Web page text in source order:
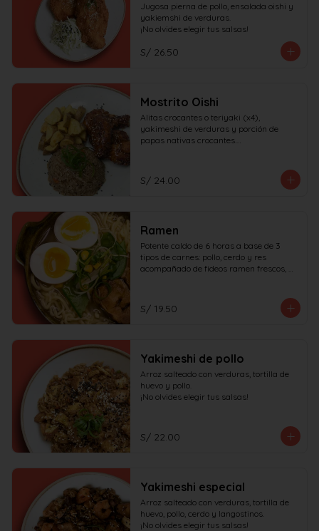
Jugosa pierna de pollo, ensalada oishi y
yakiemshi de verduras.
¡No olvides elegir tus salsas!
S/ 26.50
Mostrito Oishi
Alitas crocantes o teriyaki (x4),
yakimeshi de verduras y porción de
papas nativas crocantes.
S/ 24.00
Ramen
Potente caldo de 6 horas a base de 3
tipos de carnes: pollo, cerdo y res
acompañado de fideos ramen frescos,
S/ 19.50
Yakimeshi de pollo
Arroz salteado con verduras, tortilla de
huevo y pollo.
¡No olvides elegir tus salsas!
S/ 22.00
Yakimeshi especial
Arroz salteado con verduras, tortilla de
huevo, pollo, cerdo y langostinos.
¡No olvides elegir tus salsas!